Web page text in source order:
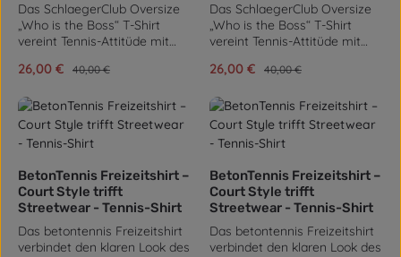
Das SchlaegerClub Oversize
„Who is the Boss“ T-Shirt
vereint Tennis-Attitüde mit
Gefertigt aus 100 %
mit einer hochwertigen
Grammatur von 240 g/m²,
fühlt sich das Shirt angenehm
– ideal für Alltag, Freizeit oder
lässige Sessions nach dem
Match. Die locker
Passform sorgt für
Bewegungsfreiheit und einen
Verkaufspreis:
26,00 € Regulärer Preis:
40,00 €
Das SchlaegerClub Oversize
„Who is the Boss“ T-Shirt
vereint Tennis-Attitüde mit
Gefertigt aus 100 %
mit einer hochwertigen
Grammatur von 240 g/m²,
fühlt sich das Shirt angenehm
– ideal für Alltag, Freizeit oder
lässige Sessions nach dem
Match. Die locker
Passform sorgt für
Bewegungsfreiheit und einen
Verkaufspreis:
26,00 € Regulärer Preis:
40,00 €
BetonTennis Freizeitshirt –
Court Style trifft
Streetwear - Tennis-Shirt
Das betontennis Freizeitshirt
verbindet den klaren Look des
BetonTennis Freizeitshirt –
Court Style trifft
Streetwear - Tennis-Shirt
Das betontennis Freizeitshirt
verbindet den klaren Look des